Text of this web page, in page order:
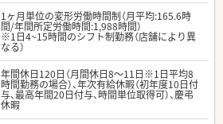
1ヶ月単位の変形労働時間制（月平均:165.6時
間/年間所定労働時間:1,988時間）
※1日4~15時間のシフト制勤務（店舗により異
なる）
年間休日120日（月間休日8～11日※1日平均8
時間勤務の場合）、年次有給休暇（初年度10日付
与、最高年間20日付与、時間単位取得可）、慶弔
休暇